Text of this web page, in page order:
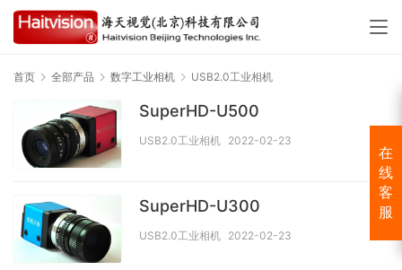
首页 全部产品 数字工业相机 USB2.0工业相机
SuperHD-U500
USB2.0工业相机 2022-02-23
SuperHD-U300
USB2.0工业相机 2022-02-23
在
线
客
服